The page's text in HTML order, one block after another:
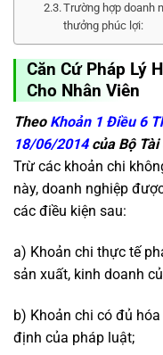
Trường hợp doanh
thưởng phúc lợi:
Căn Cứ Pháp Lý
Cho Nhân Viên
Theo Khoản 1 Điều 6
18/06/2014của Bộ Tài
Trừ các khoản chi
này, doanh nghiệp
các điều kiện sau:
a) Khoản chi thực tế
sản xuất, kinh doanh
b) Khoản chi có đủ
định của pháp luật;